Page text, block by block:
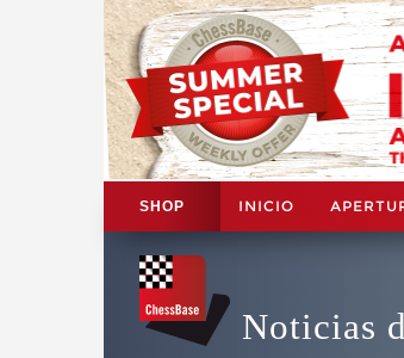
SHOP INICIO
Noticias